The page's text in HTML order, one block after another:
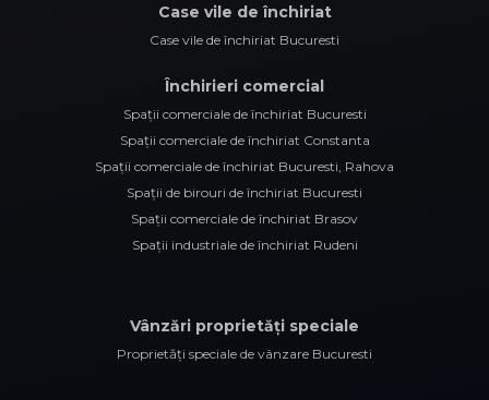
Case vile de închiriat
Case vile de închiriat Bucuresti
Închirieri comercial
Spații comerciale de închiriat Bucuresti
Spații comerciale de închiriat Constanta
Spații comerciale de închiriat Bucuresti, Rahova
Spații de birouri de închiriat Bucuresti
Spații comerciale de închiriat Brasov
Spații industriale de închiriat Rudeni
Vânzări proprietăți speciale
Proprietăți speciale de vânzare Bucuresti